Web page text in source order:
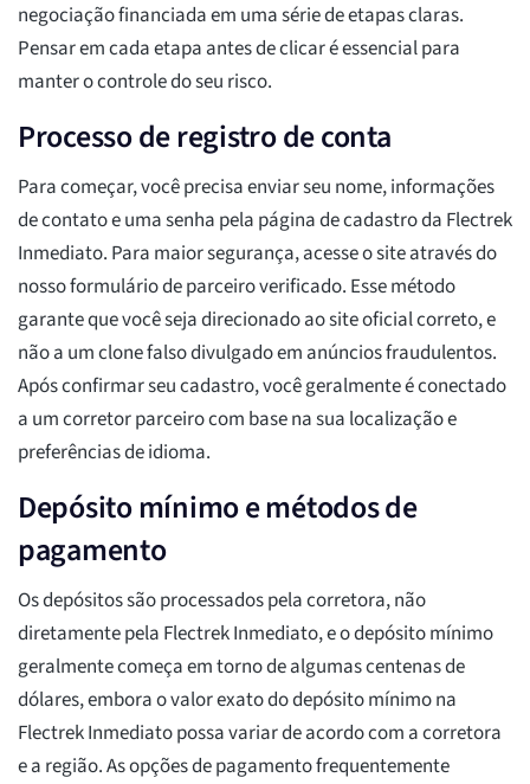
negociação financiada em uma série de etapas claras.
Pensar em cada etapa antes de clicar é essencial para
manter o controle do seu risco.
Processo de registro de conta
Para começar, você precisa enviar seu nome, informações
de contato e uma senha pela página de cadastro da Flectrek
Inmediato. Para maior segurança, acesse o site através do
nosso formulário de parceiro verificado. Esse método
garante que você seja direcionado ao site oficial correto, e
não a um clone falso divulgado em anúncios fraudulentos.
Após confirmar seu cadastro, você geralmente é conectado
a um corretor parceiro com base na sua localização e
preferências de idioma.
Depósito mínimo e métodos de
pagamento
Os depósitos são processados pela corretora, não
diretamente pela Flectrek Inmediato, e o depósito mínimo
geralmente começa em torno de algumas centenas de
dólares, embora o valor exato do depósito mínimo na
Flectrek Inmediato possa variar de acordo com a corretora
e a região. As opções de pagamento frequentemente